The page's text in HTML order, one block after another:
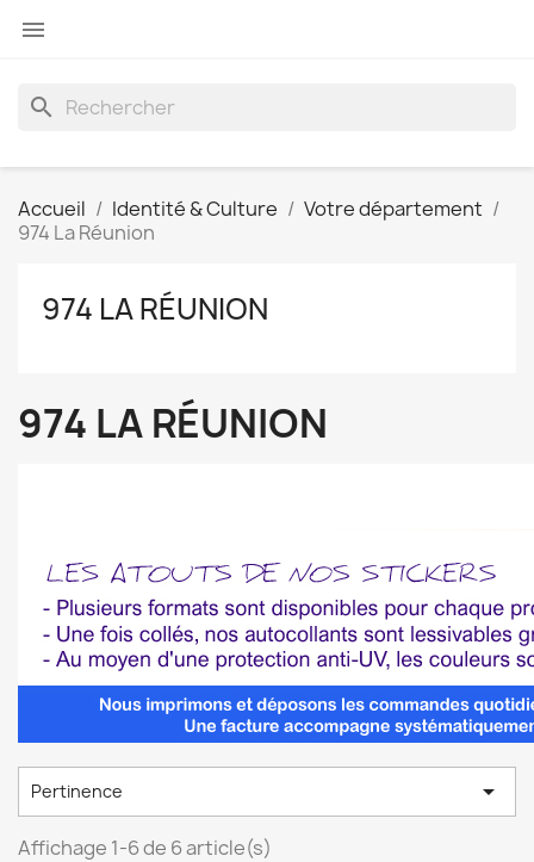

search
Accueil Identité & Culture
Votre département
974 La Réunion
974 LA RÉUNION
974 LA RÉUNION
Pertinence 
Affichage 1-6 de 6 article(s)